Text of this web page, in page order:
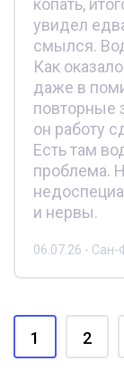
увидел
смылся.
Как
даже в
повторные
он работу
Есть там
проблема.
и нервы.
06.07.26 -
1 2